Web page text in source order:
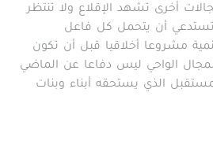
أخرى تشهد الإقلاع ولا تنتظر
تستدعي أن يتحمل كل فاعل
مشروعا أخلاقيا قبل أن تكون
الواحي ليس دفاعا عن الماضي
الذي يستحقه أبناء وبنات